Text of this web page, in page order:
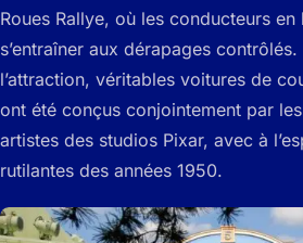
Roues Rallye, où les conducteurs
s’entraîner aux dérapages
l’attraction, véritables voitures de
ont été conçus conjointement par
artistes des studios Pixar, avec à
rutilantes des années 1950.